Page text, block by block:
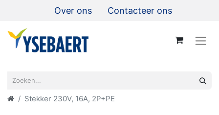
Over ons Contacteer ons
Stekker 230V, 16A, 2P+PE